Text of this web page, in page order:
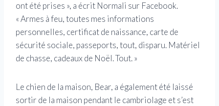
ont été prises », a écrit Normali sur Facebook.
« Armes à feu, toutes mes informations
personnelles, certificat de naissance, carte de
sécurité sociale, passeports, tout, disparu. Matériel
de chasse, cadeaux de Noël. Tout. »
Le chien de la maison, Bear, a également été laissé
sortir de la maison pendant le cambriolage et s’est